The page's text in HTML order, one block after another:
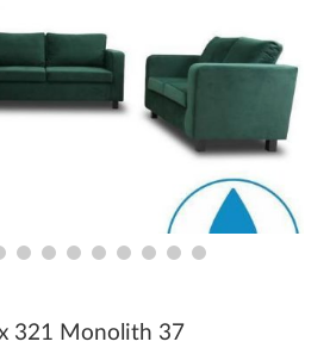
321 Monolith 37